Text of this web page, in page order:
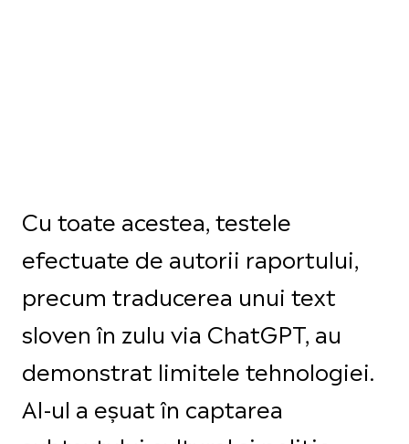
Cu toate acestea, testele
efectuate de autorii raportului,
precum traducerea unui text
sloven în zulu via ChatGPT, au
demonstrat limitele tehnologiei.
AI-ul a eșuat în captarea